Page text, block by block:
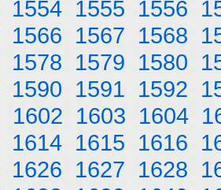
1554 1555 1556
1566 1567 1568
1578 1579 1580
1590 1591 1592
1602 1603 1604
1614 1615 1616
1626 1627 1628